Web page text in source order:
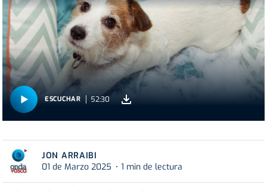
ESCUCHAR 52:30
JON ARRAIBI
01 de Marzo 2025
1 min de lectura